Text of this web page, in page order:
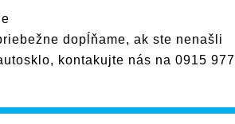
dopĺňame, ak ste nenašli
kontakujte nás na 0915 977